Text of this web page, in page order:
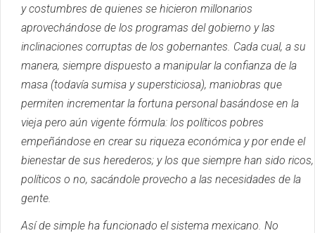
y costumbres de quienes se hicieron millonarios
aprovechándose de los programas del gobierno y las
inclinaciones corruptas de los gobernantes. Cada cual, a su
manera, siempre dispuesto a manipular la confianza de la
masa (todavía sumisa y supersticiosa), maniobras que
permiten incrementar la fortuna personal basándose en la
vieja pero aún vigente fórmula: los políticos pobres
empeñándose en crear su riqueza económica y por ende el
bienestar de sus herederos; y los que siempre han sido ricos,
políticos o no, sacándole provecho a las necesidades de la
gente.
Así de simple ha funcionado el sistema mexicano. No